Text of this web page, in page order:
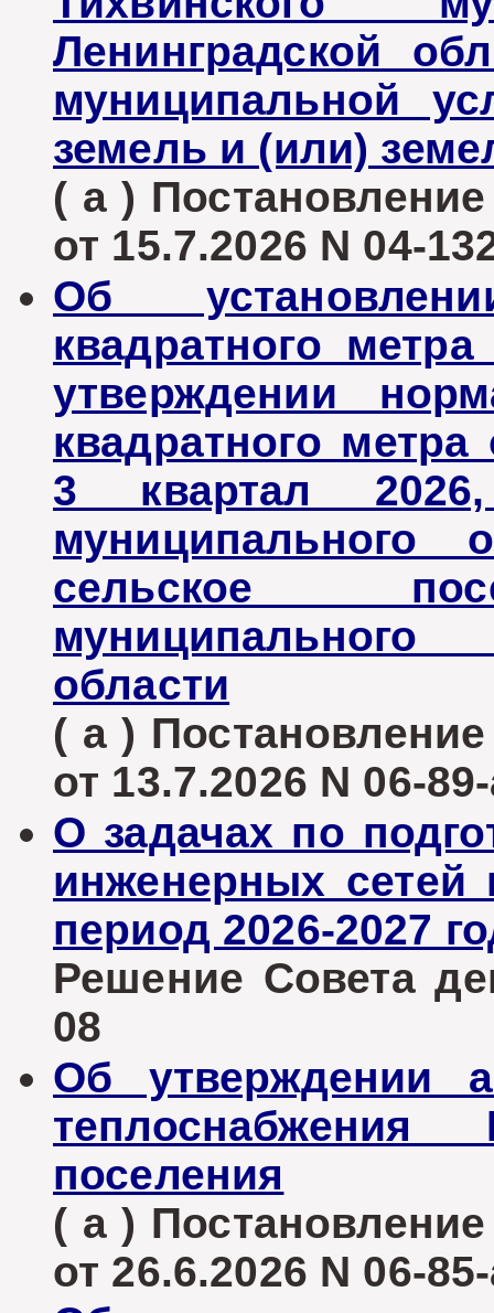
Ленинградской
муниципальной
земель и (или)
( а )
от 15.7.2026 N 04-
Об
квадратного
утверждении
квадратного
3 квартал
муниципального
сельское
муниципального
области
( а )
от 13.7.2026 N 06-
О задачах по
инженерных сетей
период 2026-2027
Решение Совета
08
Об утверждении
теплоснабжения
поселения
( а )
от 26.6.2026 N 06-